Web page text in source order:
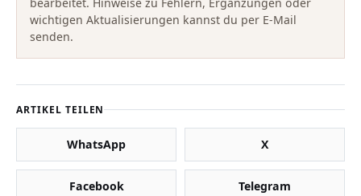
bearbeitet. Hinweise zu Fehlern, Ergänzungen oder
wichtigen Aktualisierungen kannst du per E-Mail
senden.
ARTIKEL TEILEN
WhatsApp X
Facebook Telegram